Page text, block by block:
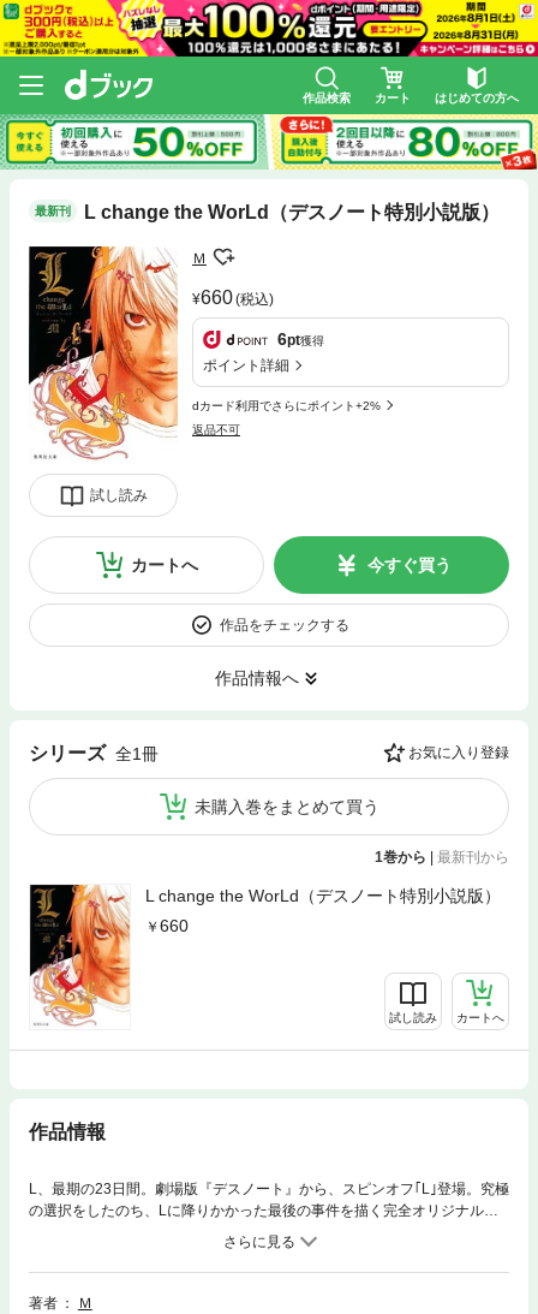
作品検索 カート はじめての方へ
最新刊 L change the WorLd（デスノート特別小説版）
試し読み
Ｍ
660(税込)
6pt獲得
ポイント詳細
dカード利用でさらにポイント+2%
返品不可
カートへ 今すぐ買う
作品をチェックする
作品情報へ
シリーズ 全1冊 お気に入り登録
未購入巻をまとめて買う
1巻から | 最新刊から
L change the WorLd（デスノート特別小説版）
660
試し読み カートへ
作品情報
L、最期の23日間。劇場版『デスノート』から、スピンオフ｢L｣登場。究極
の選択をしたのち、Lに降りかかった最後の事件を描く完全オリジナルス
トーリー。映画原案に参加した謎の人気作家Mが小説版を書き下ろし。ス
クリーンでは見られないLの言葉、Lの想いがここに。大人気コミック『D
EATH NOTE』のアナザーストーリー。
著者
Ｍ